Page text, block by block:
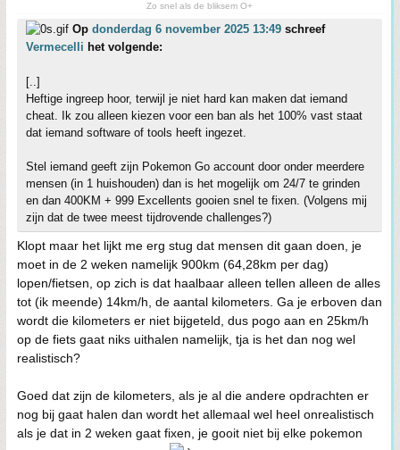
Zo snel als de bliksem O+
Op donderdag 6 november 2025 13:49 schreef
Vermecelli het volgende:
[..]
Heftige ingreep hoor, terwijl je niet hard kan maken dat iemand
cheat. Ik zou alleen kiezen voor een ban als het 100% vast staat
dat iemand software of tools heeft ingezet.
Stel iemand geeft zijn Pokemon Go account door onder meerdere
mensen (in 1 huishouden) dan is het mogelijk om 24/7 te grinden
en dan 400KM + 999 Excellents gooien snel te fixen. (Volgens mij
zijn dat de twee meest tijdrovende challenges?)
Klopt maar het lijkt me erg stug dat mensen dit gaan doen, je
moet in de 2 weken namelijk 900km (64,28km per dag)
lopen/fietsen, op zich is dat haalbaar alleen tellen alleen de alles
tot (ik meende) 14km/h, de aantal kilometers. Ga je erboven dan
wordt die kilometers er niet bijgeteld, dus pogo aan en 25km/h
op de fiets gaat niks uithalen namelijk, tja is het dan nog wel
realistisch?
Goed dat zijn de kilometers, als je al die andere opdrachten er
nog bij gaat halen dan wordt het allemaal wel heel onrealistisch
als je dat in 2 weken gaat fixen, je gooit niet bij elke pokemon